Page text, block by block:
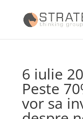
6 iulie
Peste
vor sa